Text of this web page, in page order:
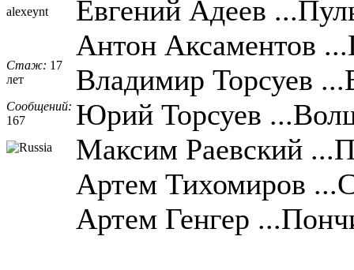
alexeynt
Стаж: 17
лет
Сообщений:
167
Евгений Адеев
Антон Аксаментов
Владимир Торсуев
Юрий Торсуев
Максим Раевский
Артем Тихомиров
Артем Генгер